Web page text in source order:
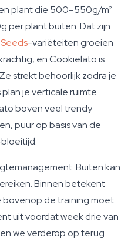
plant die 500–550g/m²
per plant buiten. Dat zijn
-variëteiten groeien
en Cookielato is
strekt behoorlijk zodra je
plan je verticale ruimte
boven veel trendy
puur op basis van de
Buiten kan
Binnen betekent
de training moet
uit voordat week drie van
we verderop op terug.